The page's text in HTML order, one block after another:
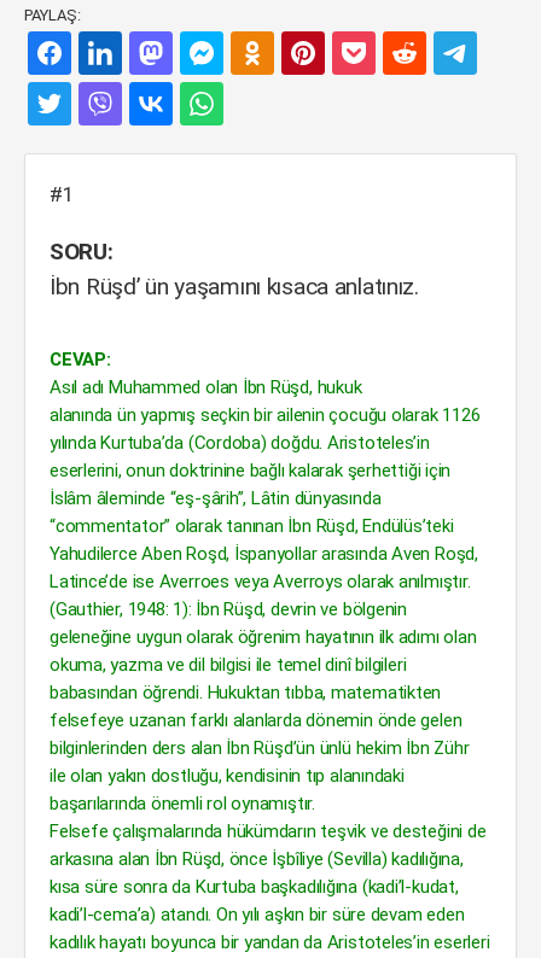
PAYLAŞ:
#1
SORU:
İbn Rüşd’ ün yaşamını kısaca anlatınız.
CEVAP:
Asıl adı Muhammed olan İbn Rüşd, hukuk
alanında ün yapmış seçkin bir ailenin çocuğu olarak 1126
yılında Kurtuba’da (Cordoba) doğdu. Aristoteles’in
eserlerini, onun doktrinine bağlı kalarak şerhettiği için
İslâm âleminde “eş-şârih”, Lâtin dünyasında
“commentator” olarak tanınan İbn Rüşd, Endülüs’teki
Yahudilerce Aben Roşd, İspanyollar arasında Aven Roşd,
Latince’de ise Averroes veya Averroys olarak anılmıştır.
(Gauthier, 1948: 1): İbn Rüşd, devrin ve bölgenin
geleneğine uygun olarak öğrenim hayatının ilk adımı olan
okuma, yazma ve dil bilgisi ile temel dinî bilgileri
babasından öğrendi. Hukuktan tıbba, matematikten
felsefeye uzanan farklı alanlarda dönemin önde gelen
bilginlerinden ders alan İbn Rüşd’ün ünlü hekim İbn Zühr
ile olan yakın dostluğu, kendisinin tıp alanındaki
başarılarında önemli rol oynamıştır.
Felsefe çalışmalarında hükümdarın teşvik ve desteğini de
arkasına alan İbn Rüşd, önce İşbîliye (Sevilla) kadılığına,
kısa süre sonra da Kurtuba başkadılığına (kadi’l-kudat,
kadi’l-cema’a) atandı. On yılı aşkın bir süre devam eden
kadılık hayatı boyunca bir yandan da Aristoteles’in eserleri